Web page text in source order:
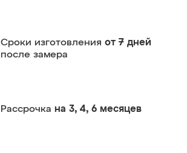
Сроки изготовления от 7 дней
после замера
Рассрочка на 3, 4, 6 месяцев